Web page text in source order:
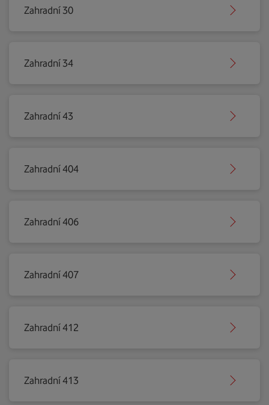
Zahradní 30
Zahradní 34
Zahradní 43
Zahradní 404
Zahradní 406
Zahradní 407
Zahradní 412
Zahradní 413